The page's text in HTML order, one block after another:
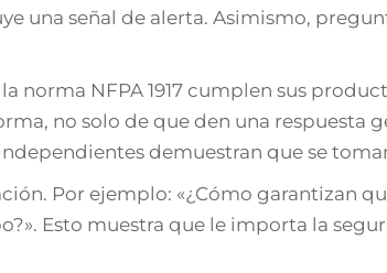
una señal de alerta. Asimismo,
norma NFPA 1917 cumplen sus
no solo de que den una respuesta
demuestran que se
Por ejemplo: «¿Cómo garantizan
Esto muestra que le importa la